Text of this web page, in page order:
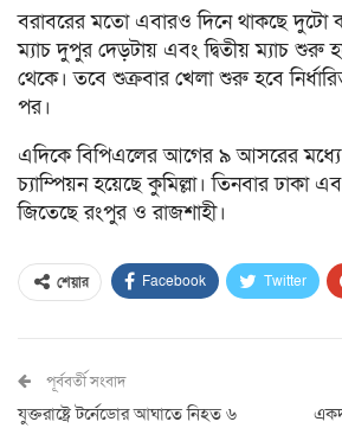
বরাবরের মতো এবারও দিনে থাকছে দুটো
ম্যাচ দুপুর দেড়টায় এবং দ্বিতীয় ম্যাচ শুরু
থেকে। তবে শুক্রবার খেলা শুরু হবে
পর।
এদিকে বিপিএলের আগের ৯ আসরের মধ্যে
চ্যাম্পিয়ন হয়েছে কুমিল্লা। তিনবার ঢাকা
জিতেছে রংপুর ও রাজশাহী।
শেয়ার Facebook Twitter
পূর্ববর্তী সংবাদ
যুক্তরাষ্ট্রে টর্নেডোর আঘাতে নিহত ৬